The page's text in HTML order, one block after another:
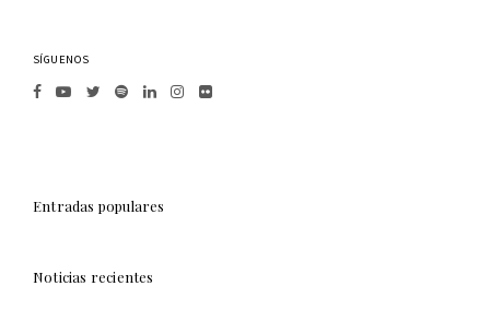
SÍGUENOS
Entradas populares
Noticias recientes